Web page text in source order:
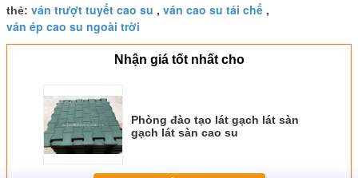
thẻ: ván trượt tuyết cao su , ván cao su tái chế ,
ván ép cao su ngoài trời
Nhận giá tốt nhất cho
Phòng đào tạo lát gạch lát sàn
gạch lát sàn cao su